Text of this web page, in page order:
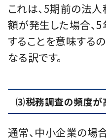
これは、5期前の法
額が発生した場合、
することを意味する
なる訳です。
⑶税務調査の頻度が
通常、中小企業の場